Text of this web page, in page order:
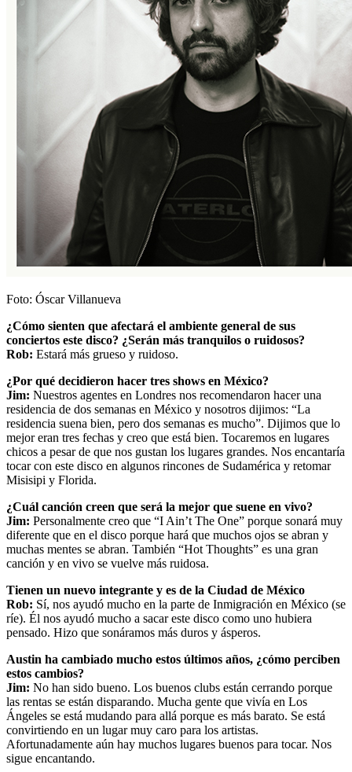
Foto: Óscar Villanueva
¿Cómo sienten que afectará el ambiente general de sus
conciertos este disco? ¿Serán más tranquilos o ruidosos?
Rob: Estará más grueso y ruidoso.
¿Por qué decidieron hacer tres shows en México?
Jim: Nuestros agentes en Londres nos recomendaron hacer una
residencia de dos semanas en México y nosotros dijimos: “La
residencia suena bien, pero dos semanas es mucho”. Dijimos que lo
mejor eran tres fechas y creo que está bien. Tocaremos en lugares
chicos a pesar de que nos gustan los lugares grandes. Nos encantaría
tocar con este disco en algunos rincones de Sudamérica y retomar
Misisipi y Florida.
¿Cuál canción creen que será la mejor que suene en vivo?
Jim: Personalmente creo que “I Ain’t The One” porque sonará muy
diferente que en el disco porque hará que muchos ojos se abran y
muchas mentes se abran. También “Hot Thoughts” es una gran
canción y en vivo se vuelve más ruidosa.
Tienen un nuevo integrante y es de la Ciudad de México
Rob: Sí, nos ayudó mucho en la parte de Inmigración en México (se
ríe). Él nos ayudó mucho a sacar este disco como uno hubiera
pensado. Hizo que sonáramos más duros y ásperos.
Austin ha cambiado mucho estos últimos años, ¿cómo perciben
estos cambios?
Jim: No han sido bueno. Los buenos clubs están cerrando porque
las rentas se están disparando. Mucha gente que vivía en Los
Ángeles se está mudando para allá porque es más barato. Se está
convirtiendo en un lugar muy caro para los artistas.
Afortunadamente aún hay muchos lugares buenos para tocar. Nos
sigue encantando.